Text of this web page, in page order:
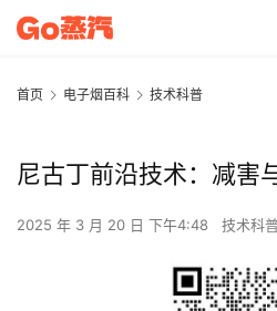
首页 电子烟百科 技术科普
尼古丁前沿技术：减害
2025 年 3 月 20 日 下午4:48 技术科